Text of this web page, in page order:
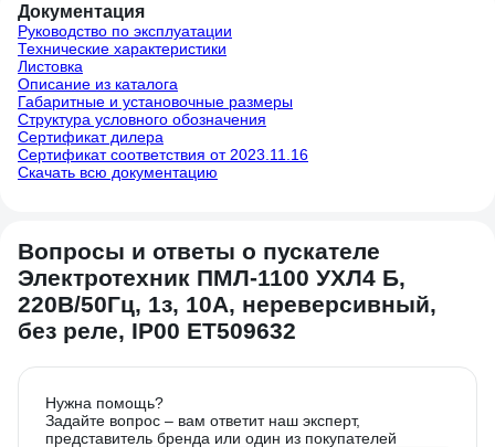
Документация
Руководство по эксплуатации
Технические характеристики
Листовка
Описание из каталога
Габаритные и установочные размеры
Структура условного обозначения
Сертификат дилера
Сертификат соответствия от 2023.11.16
Скачать всю документацию
Вопросы и ответы о пускателе
Электротехник ПМЛ-1100 УХЛ4 Б,
220В/50Гц, 1з, 10А, нереверсивный,
без реле, IP00 ET509632
Нужна помощь?
Задайте вопрос – вам ответит наш эксперт,
представитель бренда или один из покупателей